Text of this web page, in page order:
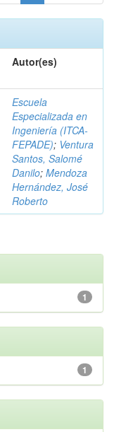
Autor(es)
Escuela
Especializada en
Ingeniería (ITCA-
FEPADE); Ventura
Santos, Salomé
Danilo; Mendoza
Hernández, José
Roberto
1
1